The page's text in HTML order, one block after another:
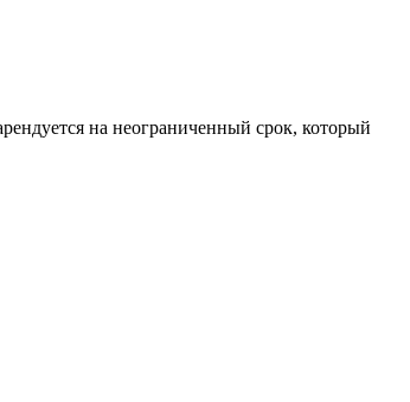
на неограниченный срок, который